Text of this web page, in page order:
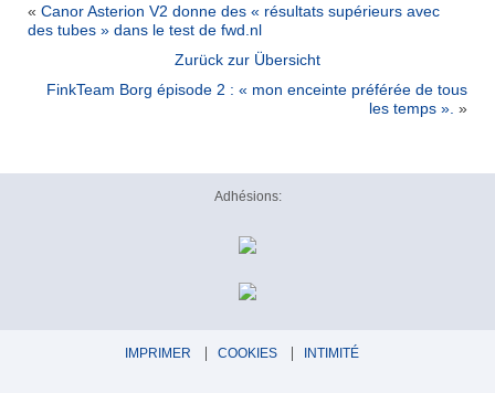
« Canor Asterion V2 donne des « résultats supérieurs avec
des tubes » dans le test de fwd.nl
Zurück zur Übersicht
FinkTeam Borg épisode 2 : « mon enceinte préférée de tous
les temps ». »
Adhésions:
IMPRIMER COOKIES INTIMITÉ